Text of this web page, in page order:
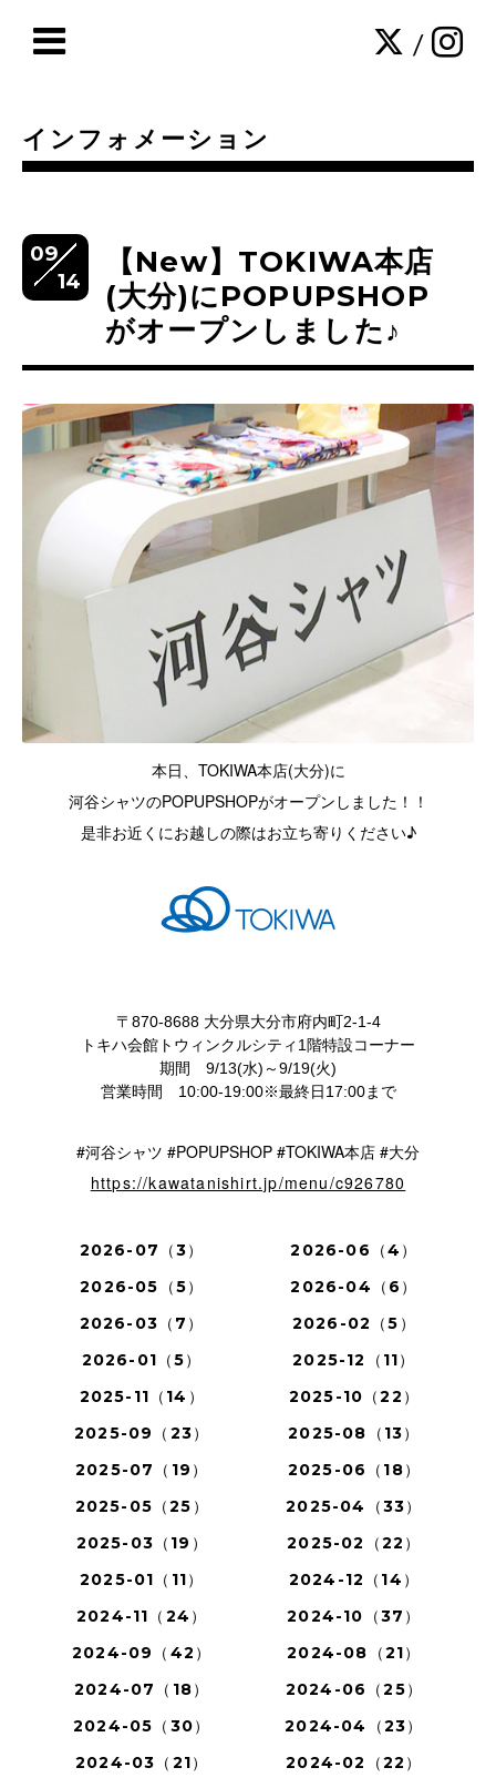
/
インフォメーション
09
14
【New】TOKIWA本店
(大分)にPOPUPSHOP
がオープンしました♪
本日、TOKIWA本店(大分)に
河谷シャツのPOPUPSHOPがオープンしました！！
是非お近くにお越しの際はお立ち寄りください♪
〒870-8688 大分県大分市府内町2-1-4
トキハ会館トウィンクルシティ1階特設コーナー
期間 9/13(水)～9/19(火)
営業時間 10:00-19:00※最終日17:00まで
#河谷シャツ #POPUPSHOP #TOKIWA本店 #大分
https://kawatanishirt.jp/menu/c926780
2026-07（3）
2026-06（4）
2026-05（5）
2026-04（6）
2026-03（7）
2026-02（5）
2026-01（5）
2025-12（11）
2025-11（14）
2025-10（22）
2025-09（23）
2025-08（13）
2025-07（19）
2025-06（18）
2025-05（25）
2025-04（33）
2025-03（19）
2025-02（22）
2025-01（11）
2024-12（14）
2024-11（24）
2024-10（37）
2024-09（42）
2024-08（21）
2024-07（18）
2024-06（25）
2024-05（30）
2024-04（23）
2024-03（21）
2024-02（22）